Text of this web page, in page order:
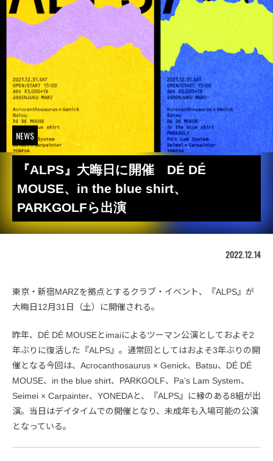
NEWS
『ALPS』大晦日に開催 DÉ DÉ
MOUSE、in the blue shirt、
PARKGOLFら出演
2022.12.14
東京・新宿MARZを拠点とするクラブ・イベント、『ALPS』が
大晦日12月31日（土）に開催される。
昨年、DÉ DÉ MOUSEとimaiによるツーマン公演としておよそ2
年ぶりに復活した『ALPS』。通常回としてはおよそ3年ぶりの開
催となる今回は、Acrocanthosaurus × Genick、Batsu、DÉ DÉ
MOUSE、in the blue shirt、PARKGOLF、Pa’s Lam System、
Seimei × Carpainter、YONEDAと、『ALPS』に縁のある8組が出
演。当日はデイタイムでの開催となり、未成年も入場可能の公演
となっている。